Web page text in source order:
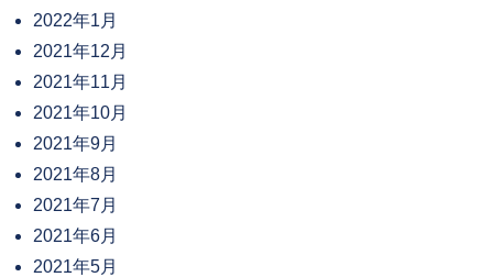
2022年1月
2021年12月
2021年11月
2021年10月
2021年9月
2021年8月
2021年7月
2021年6月
2021年5月